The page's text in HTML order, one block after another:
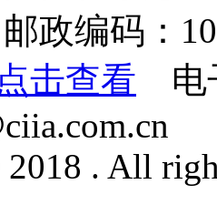
政编码：
点击查看 电
. All